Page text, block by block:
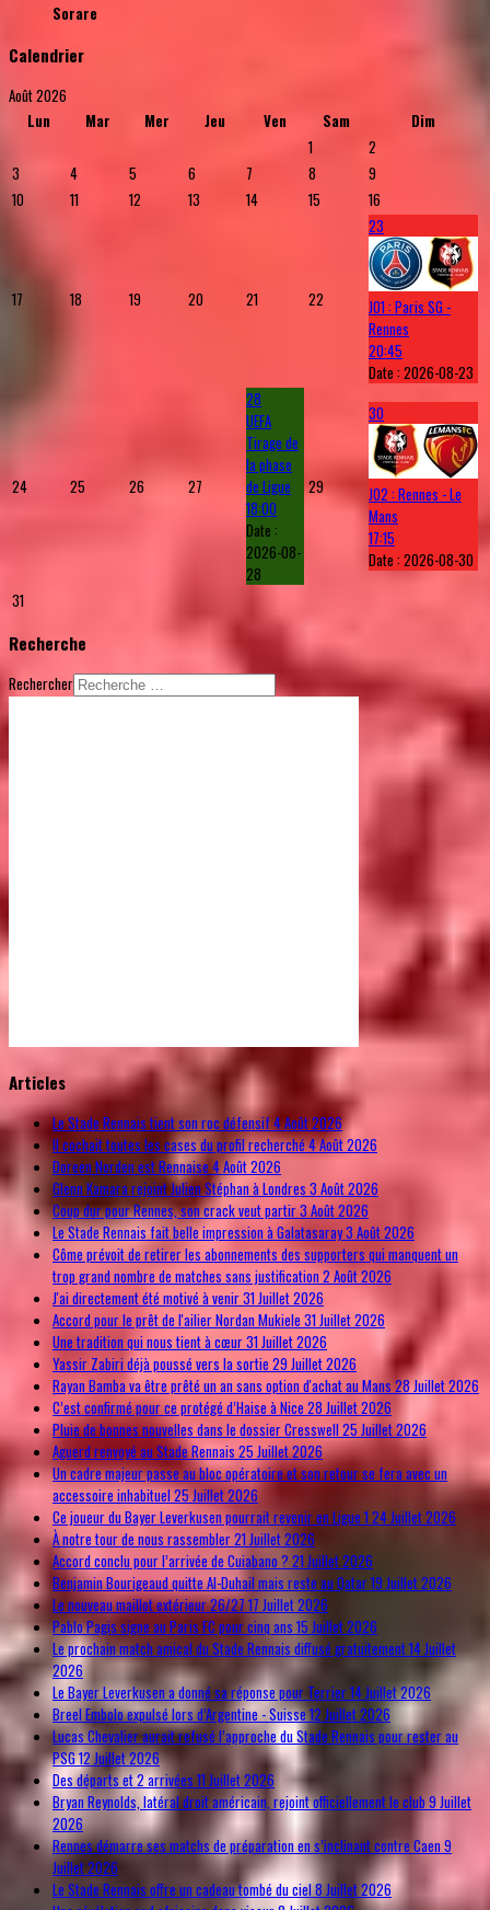
Sorare
Calendrier
Août 2026
Lun
Mar Mer Jeu Ven Sam
Dim
1
2
3
4 5 6 7 8
9
10
11 12 13 14 15 16
17 18 19 20 21 22
23
J01 : Paris SG -
Rennes
20:45
Date :2026-08-23
24 25 26 27
28
UEFA
Tirage de
la phase
de Ligue
18:00
Date :
2026-08-
28
29
30
J02 : Rennes - Le
Mans
17:15
Date :2026-08-30
31
Recherche
Rechercher
Joomla! 3 Modules- by VinaGecko.com
Articles
Le Stade Rennais tient son roc défensif 4 Août 2026
Il cochait toutes les cases du profil recherché4 Août 2026
Doreen Norden est Rennaise 4 Août 2026
Glenn Kamara rejoint Julien Stéphan à Londres 3 Août 2026
Coup dur pour Rennes, son crack veut partir3 Août 2026
Le Stade Rennais fait belle impression à Galatasaray3 Août 2026
Côme prévoit de retirer les abonnements des supporters qui manquent un
trop grand nombre de matches sans justification2 Août 2026
J'ai directement été motivé à venir31 Juillet 2026
Accord pour le prêt de l'ailier Nordan Mukiele 31 Juillet 2026
Une tradition qui nous tient à cœur31 Juillet 2026
Yassir Zabiri déjà poussé vers la sortie 29 Juillet 2026
Rayan Bamba va être prêté un an sans option d'achat au Mans28 Juillet 2026
C’est confirmé pour ce protégé d’Haise à Nice 28 Juillet 2026
Pluie de bonnes nouvelles dans le dossier Cresswell25 Juillet 2026
Aguerd renvoyé au Stade Rennais 25 Juillet 2026
Un cadre majeur passe au bloc opératoire et son retour se fera avec un
accessoire inhabituel25 Juillet 2026
Ce joueur du Bayer Leverkusen pourrait revenir en Ligue 1 24 Juillet 2026
À notre tour de nous rassembler21 Juillet 2026
Accord conclu pour l’arrivée de Cuiabano ? 21 Juillet 2026
Benjamin Bourigeaud quitte Al-Duhail mais reste au Qatar19 Juillet 2026
Le nouveau maillot extérieur 26/2717 Juillet 2026
Pablo Pagis signe au Paris FC pour cinq ans 15 Juillet 2026
Le prochain match amical du Stade Rennais diffusé gratuitement14 Juillet
2026
Le Bayer Leverkusen a donné sa réponse pour Terrier14 Juillet 2026
Breel Embolo expulsé lors d’Argentine - Suisse12 Juillet 2026
Lucas Chevalier aurait refusé l’approche du Stade Rennais pour rester au
PSG12 Juillet 2026
Des départs et 2 arrivées 11 Juillet 2026
Bryan Reynolds, latéral droit américain, rejoint officiellement le club9 Juillet
2026
Rennes démarre ses matchs de préparation en s’inclinant contre Caen9
Juillet 2026
Le Stade Rennais offre un cadeau tombé du ciel8 Juillet 2026